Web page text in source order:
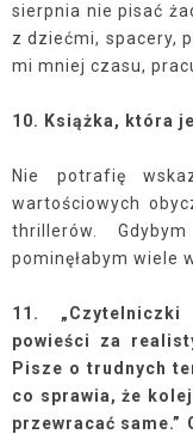
sierpnia nie pisać
z dziećmi, spacery,
mi mniej czasu,
10. Książka, która
Nie potrafię
wartościowych
thrillerów.
pominęłabym wiele
11.
powieści za
Pisze o trudnych
co sprawia, że
przewracać